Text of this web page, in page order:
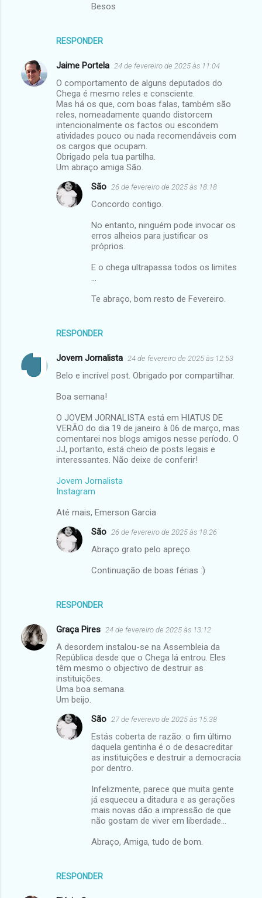
RESPONDER
Besos
Jaime Portela 24 de fevereiro de 2025 às 11:04
O comportamento de alguns deputados do
Chega é mesmo reles e consciente.
Mas há os que, com boas falas, também são
reles, nomeadamente quando distorcem
intencionalmente os factos ou escondem
atividades pouco ou nada recomendáveis com
os cargos que ocupam.
Obrigado pela tua partilha.
Um abraço amiga São.
RESPONDER
São 26 de fevereiro de 2025 às 18:18
Concordo contigo.
No entanto, ninguém pode invocar os
erros alheios para justificar os
próprios.
E o chega ultrapassa todos os limites
...
Te abraço, bom resto de Fevereiro.
Jovem Jornalista 24 de fevereiro de 2025 às 12:53
Belo e incrível post. Obrigado por compartilhar.
Boa semana!
O JOVEM JORNALISTA está em HIATUS DE
VERÃO do dia 19 de janeiro à 06 de março, mas
comentarei nos blogs amigos nesse período. O
JJ, portanto, está cheio de posts legais e
interessantes. Não deixe de conferir!
Jovem Jornalista
Instagram
Até mais, Emerson Garcia
RESPONDER
São 26 de fevereiro de 2025 às 18:26
Abraço grato pelo apreço.
Continuação de boas férias :)
Graça Pires 24 de fevereiro de 2025 às 13:12
A desordem instalou-se na Assembleia da
República desde que o Chega lá entrou. Eles
têm mesmo o objectivo de destruir as
instituições.
Uma boa semana.
Um beijo.
RESPONDER
São 27 de fevereiro de 2025 às 15:38
Estás coberta de razão: o fim último
daquela gentinha é o de desacreditar
as instituições e destruir a democracia
por dentro.
Infelizmente, parece que muita gente
já esqueceu a ditadura e as gerações
mais novas dão a impressão de que
não gostam de viver em liberdade...
Abraço, Amiga, tudo de bom.